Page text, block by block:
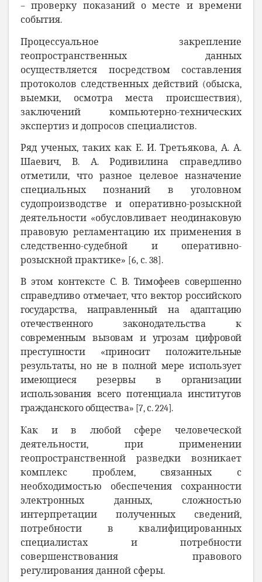
– проверку показаний о месте и времени
события.
Процессуальное закрепление
геопространственных данных
осуществляется посредством составления
протоколов следственных действий (обыска,
выемки, осмотра места происшествия),
заключений компьютерно-технических
экспертиз и допросов специалистов.
Ряд ученых, таких как Е. И. Третьякова, А. А.
Шаевич, В. А. Родивилина справедливо
отметили, что разное целевое назначение
специальных познаний в уголовном
судопроизводстве и оперативно-розыскной
деятельности «обусловливает неодинаковую
правовую регламентацию их применения в
следственно-судебной и оперативно-
розыскной практике» [6, с. 38].
В этом контексте С. В. Тимофеев совершенно
справедливо отмечает, что вектор российского
государства, направленный на адаптацию
отечественного законодательства к
современным вызовам и угрозам цифровой
преступности «приносит положительные
результаты, но не в полной мере использует
имеющиеся резервы в организации
использования всего потенциала институтов
гражданского общества» [7, с. 224].
Как и в любой сфере человеческой
деятельности, при применении
геопространственной разведки возникает
комплекс проблем, связанных с
необходимостью обеспечения сохранности
электронных данных, сложностью
интерпретации полученных сведений,
потребности в квалифицированных
специалистах и потребности
совершенствования правового
регулирования данной сферы.